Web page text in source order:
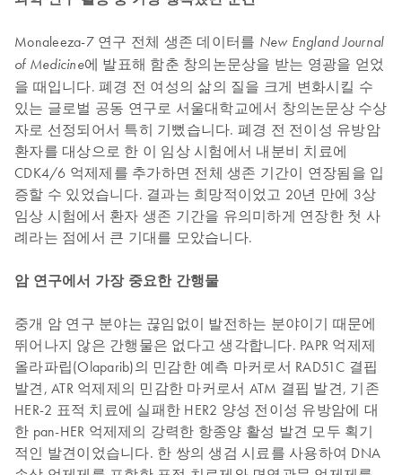
Monaleeza-7 연구 전체 생존 데이터를 New England Journal
of Medicine에 발표해 함춘 창의논문상을 받는 영광을 얻었
을 때입니다. 폐경 전 여성의 삶의 질을 크게 변화시킬 수
있는 글로벌 공동 연구로 서울대학교에서 창의논문상 수상
자로 선정되어서 특히 기뻤습니다. 폐경 전 전이성 유방암
환자를 대상으로 한 이 임상 시험에서 내분비 치료에
CDK4/6 억제제를 추가하면 전체 생존 기간이 연장됨을 입
증할 수 있었습니다. 결과는 희망적이었고 20년 만에 3상
임상 시험에서 환자 생존 기간을 유의미하게 연장한 첫 사
례라는 점에서 큰 기대를 모았습니다.
암 연구에서 가장 중요한 간행물
중개 암 연구 분야는 끊임없이 발전하는 분야이기 때문에
뛰어나지 않은 간행물은 없다고 생각합니다. PAPR 억제제
올라파립(Olaparib)의 민감한 예측 마커로서 RAD51C 결핍
발견, ATR 억제제의 민감한 마커로서 ATM 결핍 발견, 기존
HER-2 표적 치료에 실패한 HER2 양성 전이성 유방암에 대
한 pan-HER 억제제의 강력한 항종양 활성 발견 모두 획기
적인 발견이었습니다. 한 쌍의 생검 시료를 사용하여 DNA